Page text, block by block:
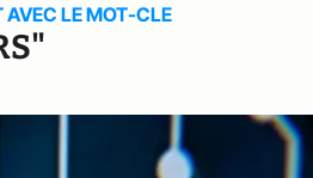
AVEC LE MOT-CLE